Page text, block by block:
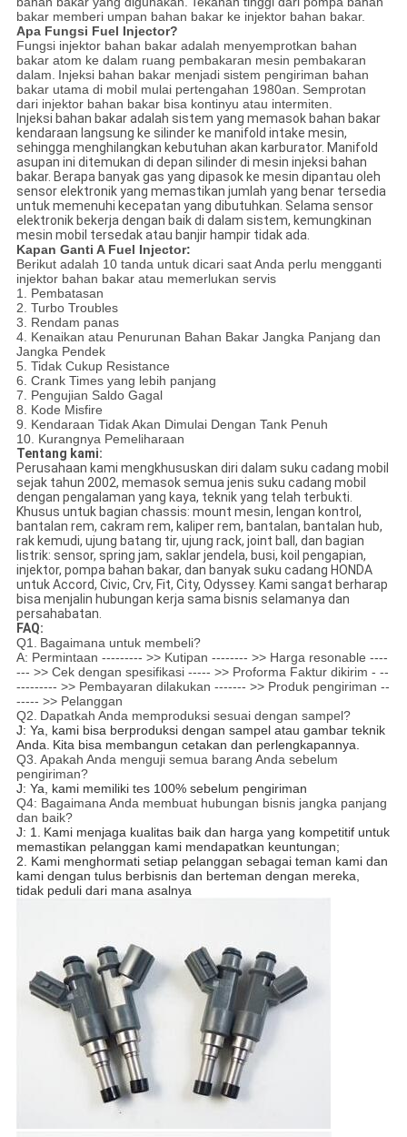
bakar memberi umpan bahan bakar ke injektor bahan bakar.
Apa Fungsi Fuel Injector?
Fungsi injektor bahan bakar adalah menyemprotkan bahan
bakar atom ke dalam ruang pembakaran mesin pembakaran
dalam. Injeksi bahan bakar menjadi sistem pengiriman bahan
bakar utama di mobil mulai pertengahan 1980an. Semprotan
dari injektor bahan bakar bisa kontinyu atau intermiten.
Injeksi bahan bakar adalah sistem yang memasok bahan bakar
kendaraan langsung ke silinder ke manifold intake mesin,
sehingga menghilangkan kebutuhan akan karburator. Manifold
asupan ini ditemukan di depan silinder di mesin injeksi bahan
bakar. Berapa banyak gas yang dipasok ke mesin dipantau oleh
sensor elektronik yang memastikan jumlah yang benar tersedia
untuk memenuhi kecepatan yang dibutuhkan. Selama sensor
elektronik bekerja dengan baik di dalam sistem, kemungkinan
mesin mobil tersedak atau banjir hampir tidak ada.
Kapan Ganti A Fuel Injector:
Berikut adalah 10 tanda untuk dicari saat Anda perlu mengganti
injektor bahan bakar atau memerlukan servis
1. Pembatasan
2. Turbo Troubles
3. Rendam panas
4. Kenaikan atau Penurunan Bahan Bakar Jangka Panjang dan
Jangka Pendek
5. Tidak Cukup Resistance
6. Crank Times yang lebih panjang
7. Pengujian Saldo Gagal
8. Kode Misfire
9. Kendaraan Tidak Akan Dimulai Dengan Tank Penuh
10. Kurangnya Pemeliharaan
Tentang kami:
Perusahaan kami mengkhususkan diri dalam suku cadang mobil
sejak tahun 2002, memasok semua jenis suku cadang mobil
dengan pengalaman yang kaya, teknik yang telah terbukti.
Khusus untuk bagian chassis: mount mesin, lengan kontrol,
bantalan rem, cakram rem, kaliper rem, bantalan, bantalan hub,
rak kemudi, ujung batang tir, ujung rack, joint ball, dan bagian
listrik: sensor, spring jam, saklar jendela, busi, koil pengapian,
injektor, pompa bahan bakar, dan banyak suku cadang HONDA
untuk Accord, Civic, Crv, Fit, City, Odyssey. Kami sangat berharap
bisa menjalin hubungan kerja sama bisnis selamanya dan
persahabatan.
FAQ:
Q1. Bagaimana untuk membeli?
A: Permintaan --------- >> Kutipan -------- >> Harga resonable ----
--- >> Cek dengan spesifikasi ----- >> Proforma Faktur dikirim - --
--------- >> Pembayaran dilakukan ------- >> Produk pengiriman --
----- >> Pelanggan
Q2. Dapatkah Anda memproduksi sesuai dengan sampel?
J: Ya, kami bisa berproduksi dengan sampel atau gambar teknik
Anda. Kita bisa membangun cetakan dan perlengkapannya.
Q3. Apakah Anda menguji semua barang Anda sebelum
pengiriman?
J: Ya, kami memiliki tes 100% sebelum pengiriman
Q4: Bagaimana Anda membuat hubungan bisnis jangka panjang
dan baik?
J: 1. Kami menjaga kualitas baik dan harga yang kompetitif untuk
memastikan pelanggan kami mendapatkan keuntungan;
2. Kami menghormati setiap pelanggan sebagai teman kami dan
kami dengan tulus berbisnis dan berteman dengan mereka,
tidak peduli dari mana asalnya